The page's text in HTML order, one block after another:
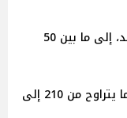
- وصل سعر السمك الفيليه البلطي المجمد، إلى ما بين 50
- سجل سعر «السُّبيط - كاليماري» اليوم، ما يتراوح من 210 إلى